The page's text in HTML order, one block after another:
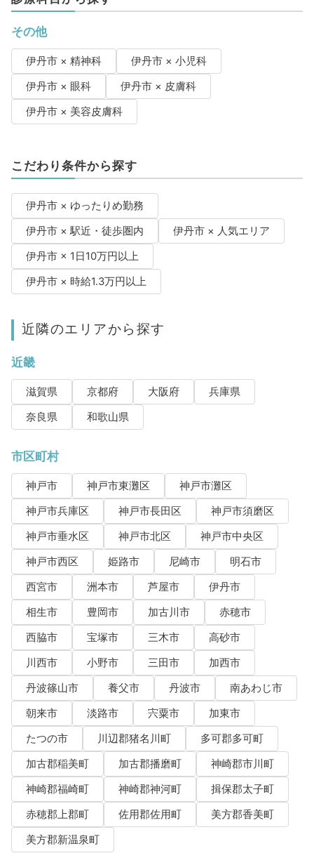
その他
伊丹市 × 精神科
伊丹市 × 小児科
伊丹市 × 眼科
伊丹市 × 皮膚科
伊丹市 × 美容皮膚科
こだわり条件から探す
伊丹市 × ゆったりめ勤務
伊丹市 × 駅近・徒歩圏内
伊丹市 × 人気エリア
伊丹市 × 1日10万円以上
伊丹市 × 時給1.3万円以上
近隣のエリアから探す
近畿
滋賀県 京都府 大阪府
兵庫県
奈良県
和歌山県
市区町村
神戸市 神戸市東灘区
神戸市灘区
神戸市兵庫区
神戸市長田区
神戸市須磨区
神戸市垂水区
神戸市北区
神戸市中央区
神戸市西区
姫路市 尼崎市
明石市
西宮市
洲本市 芦屋市
伊丹市
相生市
豊岡市 加古川市
赤穂市
西脇市
宝塚市 三木市
高砂市
川西市
小野市 三田市
加西市
丹波篠山市
養父市 丹波市
南あわじ市
朝来市
淡路市 宍粟市
加東市
たつの市
川辺郡猪名川町
多可郡多可町
加古郡稲美町
加古郡播磨町
神崎郡市川町
神崎郡福崎町
神崎郡神河町
揖保郡太子町
赤穂郡上郡町
佐用郡佐用町
美方郡香美町
美方郡新温泉町